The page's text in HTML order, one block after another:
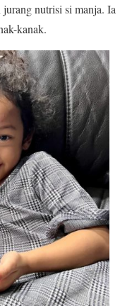
nutrisi si manja. Ia
kanak.